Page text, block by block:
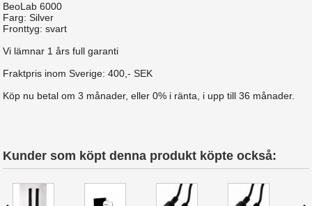
BeoLab 6000
Farg: Silver
Fronttyg: svart
Vi lämnar 1 års full garanti
Fraktpris inom Sverige: 400,- SEK
Köp nu betal om 3 månader, eller 0% i ränta, i upp till 36 månader.
Kunder som köpt denna produkt köpte också: